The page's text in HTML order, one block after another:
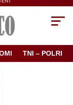
TNI – POLRI